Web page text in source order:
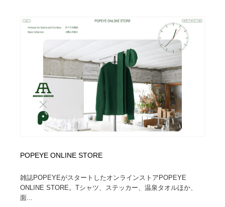
POPEYE ONLINE STORE
雑誌POPEYEがスタートしたオンラインストアPOPEYE
ONLINE STORE。Tシャツ、ステッカー、温泉タオルほか、
面...